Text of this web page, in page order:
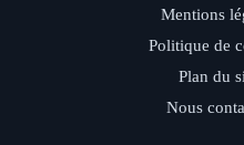
Mentions
Politique de
Plan du
Nous